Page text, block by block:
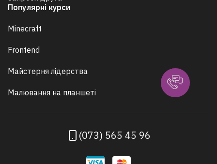
Популярні курси
Minecraft
Frontend
Майстерня лідерства
Малювання на планшеті
(073) 565 45 96